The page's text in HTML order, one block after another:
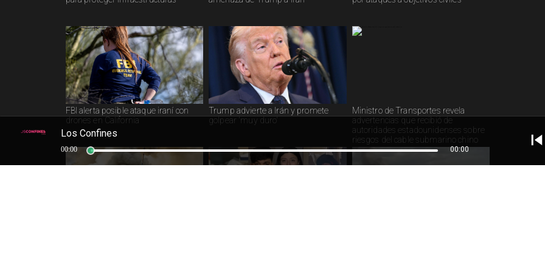
FBI alerta posible ataque iraní con
drones en California
Trump advierte a Irán y promete
golpear 'muy duro'
Ministro de Transportes revela
advertencias que recibió de
autoridades estadounidenses sobre
riesgos del cable submarino chino
Los Confines
00:00 00:00